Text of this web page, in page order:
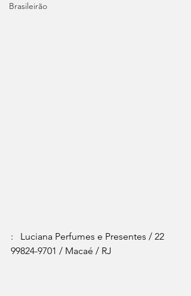
Brasileirão
:   Luciana Perfumes e Presentes / 22
99824-9701 / Macaé / RJ